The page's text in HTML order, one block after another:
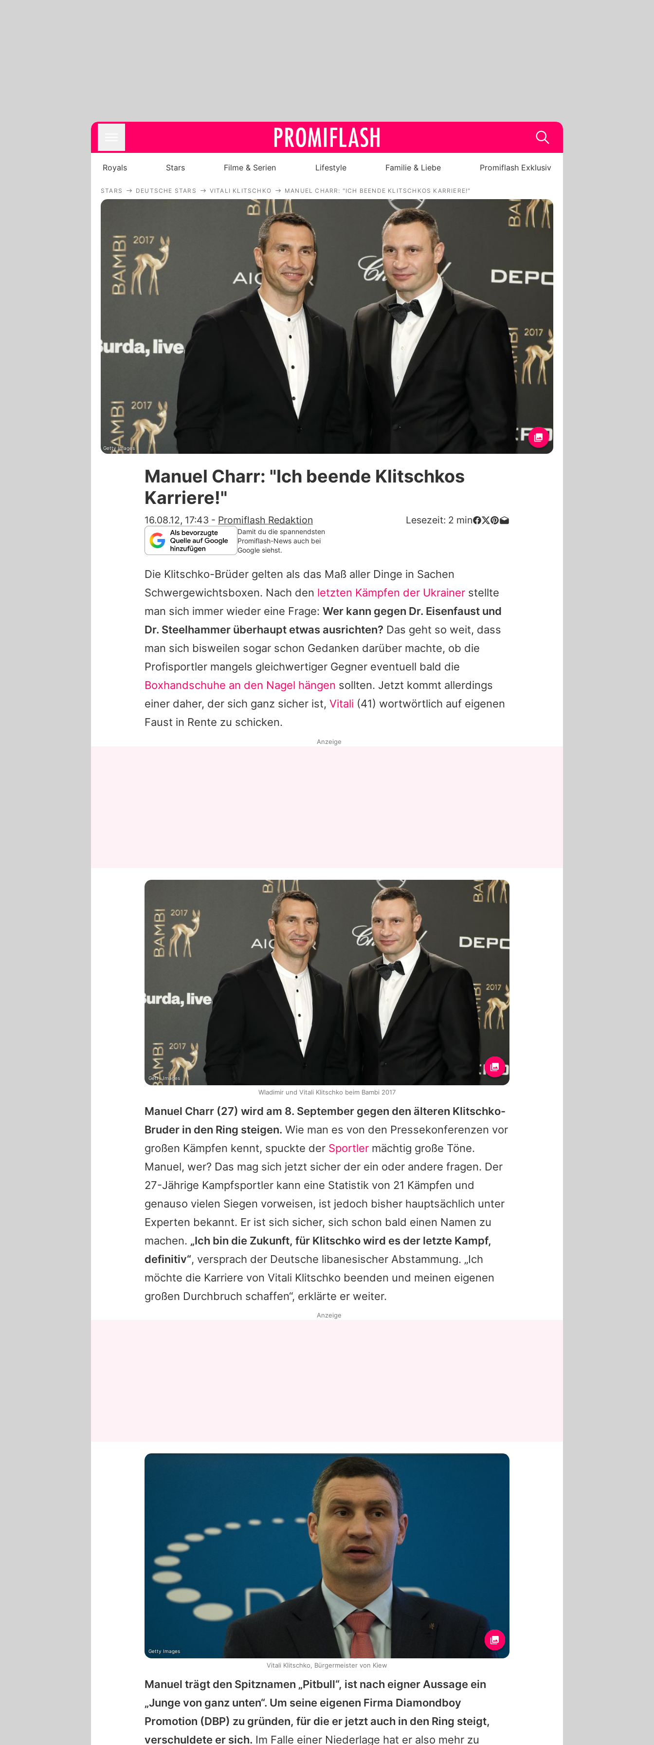
Royals
Filme & Serien
Lifestyle
Familie & Liebe
Promiflash Exklusiv
Alle Themen auf Promiflash
App runterladen
Redaktionelle Richtlinien
Datenschutzerklärung
Nutzungsbedingungen
Royals Stars Filme & Serien Lifestyle Familie & Liebe Promiflash Exklusiv
STARS DEUTSCHE STARS VITALI KLITSCHKO MANUEL CHARR: "ICH BEENDE KLITSCHKOS KARRIERE!"
Getty Images
Manuel Charr: "Ich beende Klitschkos
Karriere!"
16.08.12, 17:43 - Promiflash Redaktion Lesezeit: 2 min
Damit du die spannendsten
Promiflash-News auch bei
Google siehst.
Die Klitschko-Brüder gelten als das Maß aller Dinge in Sachen
Schwergewichtsboxen. Nach den letzten Kämpfen der Ukrainer stellte
man sich immer wieder eine Frage: Wer kann gegen Dr. Eisenfaust und
Dr. Steelhammer überhaupt etwas ausrichten? Das geht so weit, dass
man sich bisweilen sogar schon Gedanken darüber machte, ob die
Profisportler mangels gleichwertiger Gegner eventuell bald die
Boxhandschuhe an den Nagel hängen sollten. Jetzt kommt allerdings
einer daher, der sich ganz sicher ist, Vitali (41) wortwörtlich auf eigenen
Faust in Rente zu schicken.
Manuel Charr (27) wird am 8. September gegen den älteren Klitschko-
Bruder in den Ring steigen. Wie man es von den Pressekonferenzen vor
großen Kämpfen kennt, spuckte der Sportler mächtig große Töne.
Manuel, wer? Das mag sich jetzt sicher der ein oder andere fragen. Der
27-Jährige Kampfsportler kann eine Statistik von 21 Kämpfen und
genauso vielen Siegen vorweisen, ist jedoch bisher hauptsächlich unter
Experten bekannt. Er ist sich sicher, sich schon bald einen Namen zu
machen. „Ich bin die Zukunft, für Klitschko wird es der letzte Kampf,
definitiv“, versprach der Deutsche libanesischer Abstammung. „Ich
möchte die Karriere von Vitali Klitschko beenden und meinen eigenen
großen Durchbruch schaffen“, erklärte er weiter.
Manuel trägt den Spitznamen „Pitbull“, ist nach eigner Aussage ein
„Junge von ganz unten“. Um seine eigenen Firma Diamondboy
Promotion (DBP) zu gründen, für die er jetzt auch in den Ring steigt,
verschuldete er sich. Im Falle einer Niederlage hat er also mehr zu
Anzeige
Getty Images
Wladimir und Vitali Klitschko beim Bambi 2017
Anzeige
Getty Images
Vitali Klitschko, Bürgermeister von Kiew